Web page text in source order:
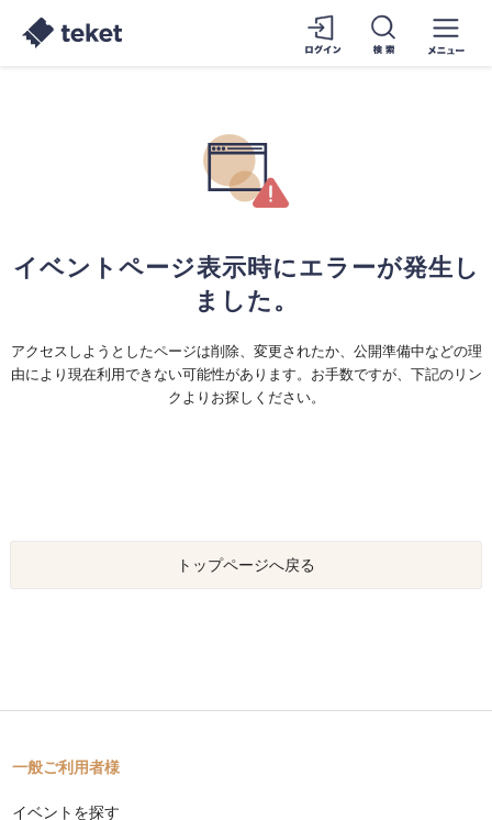
イベントページ表示時にエラーが発生し
ました。
アクセスしようとしたページは削除、変更されたか、公開準備中などの理
由により現在利用できない可能性があります。お手数ですが、下記のリン
クよりお探しください。
トップページへ戻る
一般ご利用者様
イベントを探す